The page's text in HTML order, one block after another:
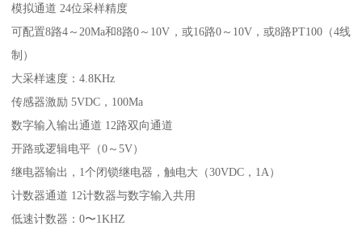
模拟通道 24位采样精度
可配置8路4～20Ma和8路0～10V，或16路0～10V，或8路PT100（4线
制）
大采样速度：4.8KHz
传感器激励 5VDC，100Ma
数字输入输出通道 12路双向通道
开路或逻辑电平（0～5V）
继电器输出，1个闭锁继电器，触电大（30VDC，1A）
计数器通道 12计数器与数字输入共用
低速计数器：0〜1KHZ